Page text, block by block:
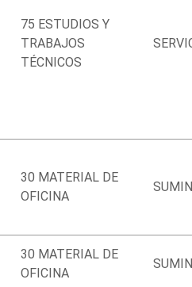
75 ESTUDIOS Y
TRABAJOS
TÉCNICOS
30 MATERIAL DE
OFICINA
30 MATERIAL DE
OFICINA